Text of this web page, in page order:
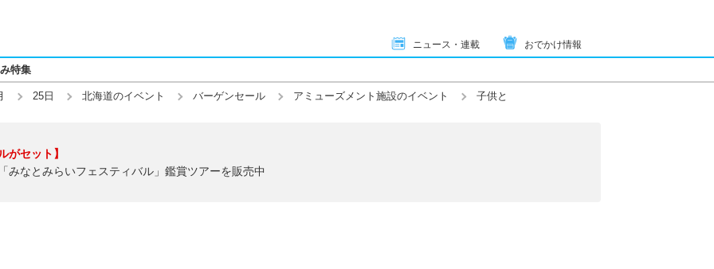
ニュース・連載 おでかけ情報
特集
25日 北海道のイベント バーゲンセール アミューズメント施設のイベント 子供と
がセット】
みなとみらいフェスティバル」鑑賞ツアーを販売中